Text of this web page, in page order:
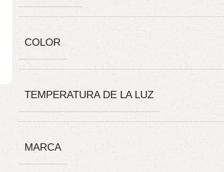
COLOR
TEMPERATURA DE LA LUZ
MARCA